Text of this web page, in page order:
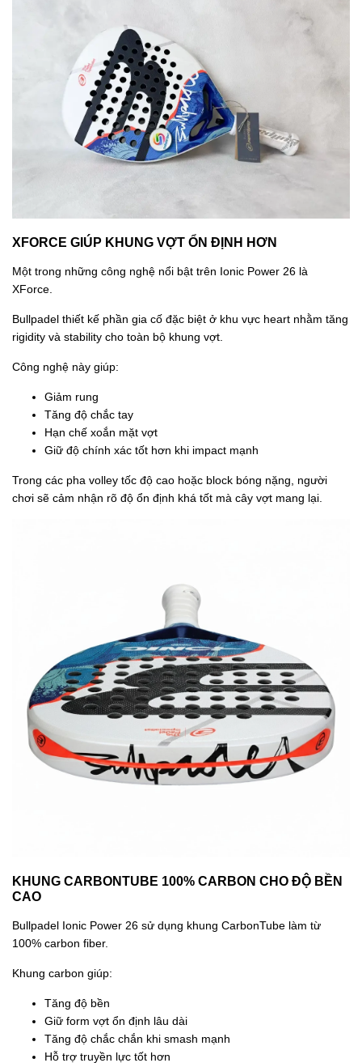
XFORCE GIÚP KHUNG VỢT ỔN ĐỊNH HƠN
Một trong những công nghệ nổi bật trên Ionic Power 26 là
XForce.
Bullpadel thiết kế phần gia cố đặc biệt ở khu vực heart nhằm tăng
rigidity và stability cho toàn bộ khung vợt.
Công nghệ này giúp:
Giảm rung
Tăng độ chắc tay
Hạn chế xoắn mặt vợt
Giữ độ chính xác tốt hơn khi impact mạnh
Trong các pha volley tốc độ cao hoặc block bóng nặng, người
chơi sẽ cảm nhận rõ độ ổn định khá tốt mà cây vợt mang lại.
KHUNG CARBONTUBE 100% CARBON CHO ĐỘ BỀN
CAO
Bullpadel Ionic Power 26 sử dụng khung CarbonTube làm từ
100% carbon fiber.
Khung carbon giúp:
Tăng độ bền
Giữ form vợt ổn định lâu dài
Tăng độ chắc chắn khi smash mạnh
Hỗ trợ truyền lực tốt hơn